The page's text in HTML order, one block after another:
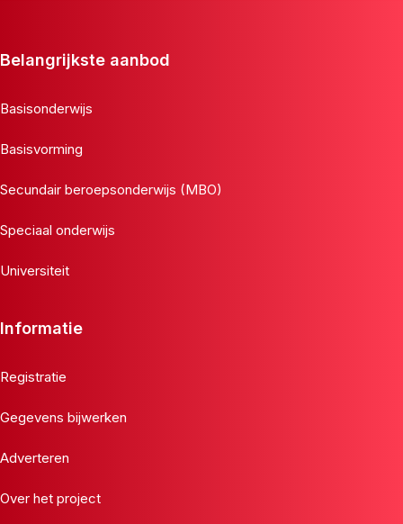
Belangrijkste aanbod
Basisonderwijs
Basisvorming
Secundair beroepsonderwijs (MBO)
Speciaal onderwijs
Universiteit
Informatie
Registratie
Gegevens bijwerken
Adverteren
Over het project